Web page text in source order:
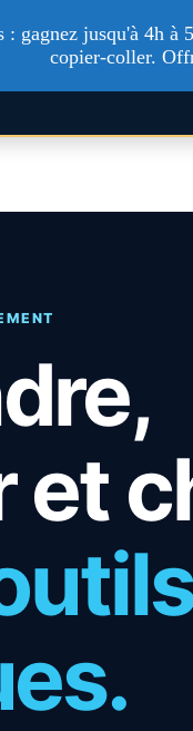
et
: gagnez jusqu'à 4h
copier-coller.